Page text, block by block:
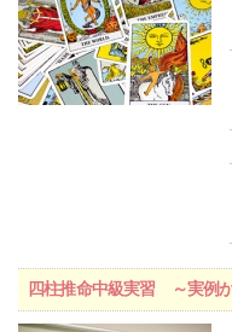
四柱推命中級実習 ～実例